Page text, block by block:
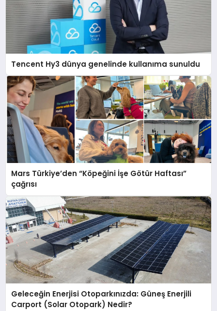
Tencent Hy3 dünya genelinde kullanıma sunuldu
Mars Türkiye’den “Köpeğini İşe Götür Haftası”
çağrısı
Geleceğin Enerjisi Otoparkınızda: Güneş Enerjili
Carport (Solar Otopark) Nedir?